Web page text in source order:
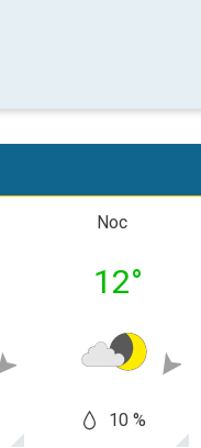
Noc
12°
10 %